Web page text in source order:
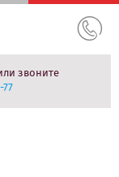
звоните